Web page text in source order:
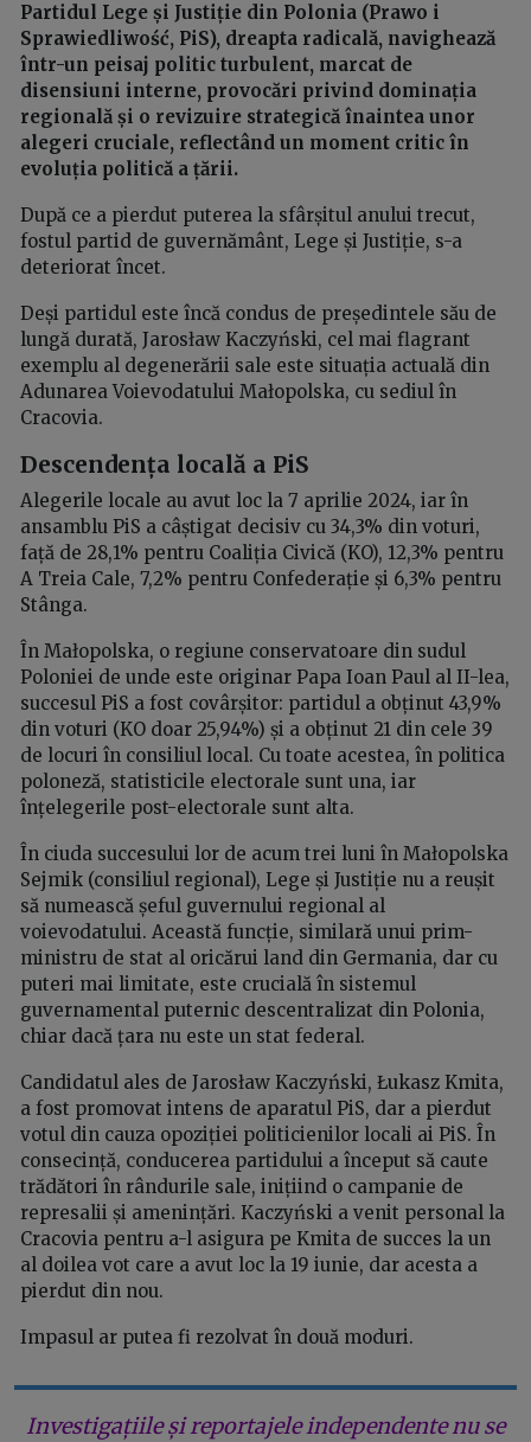
Partidul Lege și Justiție din Polonia (Prawo i
Sprawiedliwość, PiS), dreapta radicală, navighează
într-un peisaj politic turbulent, marcat de
disensiuni interne, provocări privind dominația
regională și o revizuire strategică înaintea unor
alegeri cruciale, reflectând un moment critic în
evoluția politică a țării.
După ce a pierdut puterea la sfârșitul anului trecut,
fostul partid de guvernământ, Lege și Justiție, s-a
deteriorat încet.
Deși partidul este încă condus de președintele său de
lungă durată, Jarosław Kaczyński, cel mai flagrant
exemplu al degenerării sale este situația actuală din
Adunarea Voievodatului Małopolska, cu sediul în
Cracovia.
Descendența locală a PiS
Alegerile locale au avut loc la 7 aprilie 2024, iar în
ansamblu PiS a câștigat decisiv cu 34,3% din voturi,
față de 28,1% pentru Coaliția Civică (KO), 12,3% pentru
A Treia Cale, 7,2% pentru Confederație și 6,3% pentru
Stânga.
În Małopolska, o regiune conservatoare din sudul
Poloniei de unde este originar Papa Ioan Paul al II-lea,
succesul PiS a fost covârșitor: partidul a obținut 43,9%
din voturi (KO doar 25,94%) și a obținut 21 din cele 39
de locuri în consiliul local. Cu toate acestea, în politica
poloneză, statisticile electorale sunt una, iar
înțelegerile post-electorale sunt alta.
În ciuda succesului lor de acum trei luni în Małopolska
Sejmik (consiliul regional), Lege și Justiție nu a reușit
să numească șeful guvernului regional al
voievodatului. Această funcție, similară unui prim-
ministru de stat al oricărui land din Germania, dar cu
puteri mai limitate, este crucială în sistemul
guvernamental puternic descentralizat din Polonia,
chiar dacă țara nu este un stat federal.
Candidatul ales de Jarosław Kaczyński, Łukasz Kmita,
a fost promovat intens de aparatul PiS, dar a pierdut
votul din cauza opoziției politicienilor locali ai PiS. În
consecință, conducerea partidului a început să caute
trădători în rândurile sale, inițiind o campanie de
represalii și amenințări. Kaczyński a venit personal la
Cracovia pentru a-l asigura pe Kmita de succes la un
al doilea vot care a avut loc la 19 iunie, dar acesta a
pierdut din nou.
Impasul ar putea fi rezolvat în două moduri.
Investigațiile și reportajele independente nu se